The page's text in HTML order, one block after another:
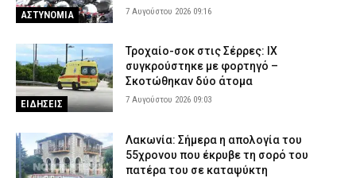
ΑΣΤΥΝΟΜΙΑ 7 Αυγούστου 2026 09:16
ΕΙΔΗΣΕΙΣ
Τροχαίο-σοκ στις Σέρρες: ΙΧ
συγκρούστηκε με φορτηγό –
Σκοτώθηκαν δύο άτομα
7 Αυγούστου 2026 09:03
Λακωνία: Σήμερα η απολογία του
55χρονου που έκρυβε τη σορό του
πατέρα του σε καταψύκτη